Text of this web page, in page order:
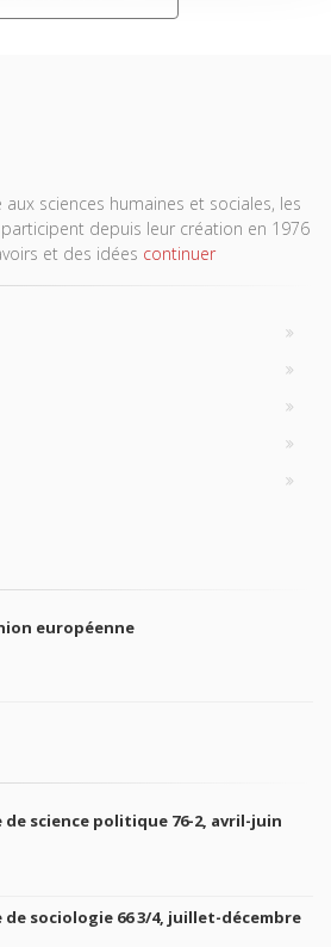
sciences humaines et sociales, les
depuis leur création en 1976
et des idées continuer
européenne
de science politique 76-2, avril-juin
de sociologie 66 3/4, juillet-décembre